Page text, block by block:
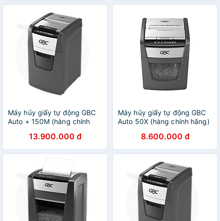
Máy hủy giấy tự động GBC
Auto + 150M (hàng chính
13.900.000 đ
Máy hủy giấy tự động GBC
Auto 50X (hàng chính hãng)
8.600.000 đ